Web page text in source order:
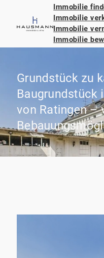
Immobilie
Immobilie
Immobilie
Immobilie
Grundstück zu
Baugrundstück
von Ratingen –